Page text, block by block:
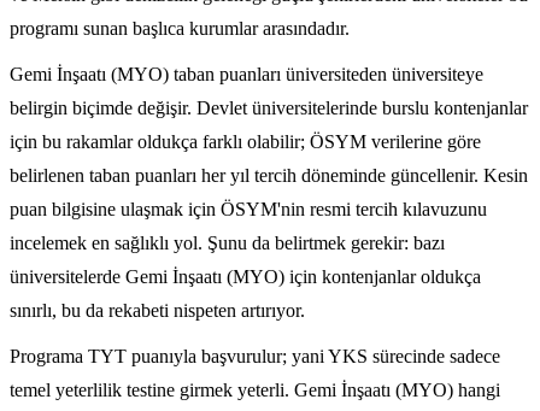
programı sunan başlıca kurumlar arasındadır.
Gemi İnşaatı (MYO) taban puanları üniversiteden üniversiteye
belirgin biçimde değişir. Devlet üniversitelerinde burslu kontenjanlar
için bu rakamlar oldukça farklı olabilir; ÖSYM verilerine göre
belirlenen taban puanları her yıl tercih döneminde güncellenir. Kesin
puan bilgisine ulaşmak için ÖSYM'nin resmi tercih kılavuzunu
incelemek en sağlıklı yol. Şunu da belirtmek gerekir: bazı
üniversitelerde Gemi İnşaatı (MYO) için kontenjanlar oldukça
sınırlı, bu da rekabeti nispeten artırıyor.
Programa TYT puanıyla başvurulur; yani YKS sürecinde sadece
temel yeterlilik testine girmek yeterli. Gemi İnşaatı (MYO) hangi